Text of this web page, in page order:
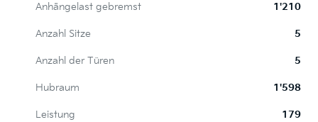
Anhängelast gebremst 1'210
Anzahl Sitze 5
Anzahl der Türen 5
Hubraum 1'598
Leistung 179